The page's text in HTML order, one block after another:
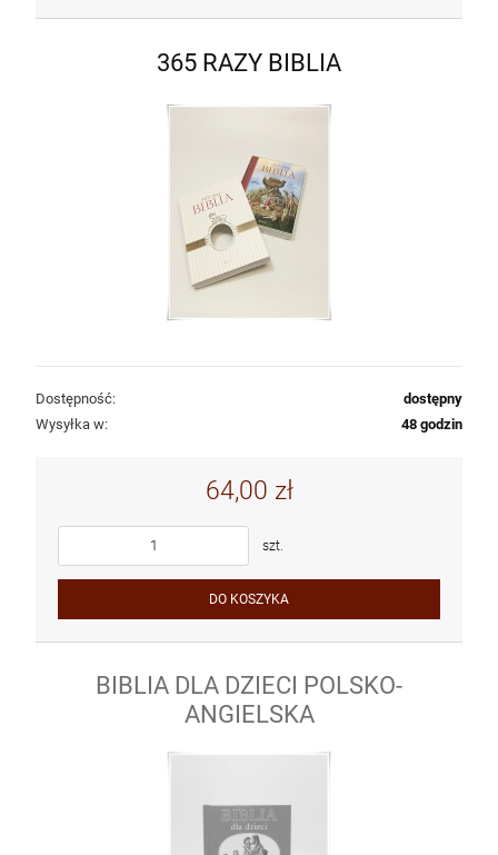
365 RAZY BIBLIA
Dostępność:
dostępny
Wysyłka w:
48 godzin
64,00 zł
szt.
DO KOSZYKA
BIBLIA DLA DZIECI POLSKO-
ANGIELSKA